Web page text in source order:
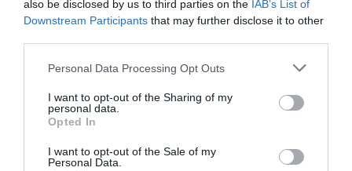
also be disclosed by us to third parties on the IAB’s List of
Downstream Participants that may further disclose it to other
Personal Data Processing Opt Outs
I want to opt-out of the Sharing of my
personal data.
Opted In
I want to opt-out of the Sale of my
Personal Data.
En effet, le sénior sénégalais était loin de s’imaginer
C’est tout son processus migratoire qui défile dans sa
tête. A partir de son arrivée en France, le 10 février
1971, Koundou Boubou Konaté vivait dans un foyer de
travailleurs immigrés de Boulogne jusqu’en 2011. Il a